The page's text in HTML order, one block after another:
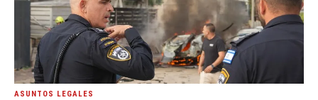
ASUNTOS LEGALES